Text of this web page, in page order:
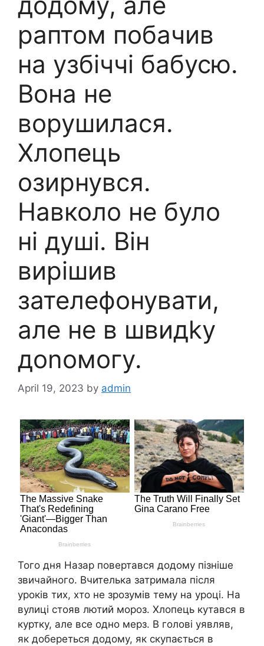
раптом побачив
на узбіччі бабусю.
Вона не
ворушилася.
Хлопець
озирнувся.
Навколо не було
ні душі. Він
вирішив
зателефонувати,
але не в швидkу
доnомогу.
April 19, 2023 by admin
Того дня Назар повертався додому пізніше
звичайного. Вчителька затримала після
уроків тих, хто не зрозумів тему на уроці. На
вулиці стояв лютий мороз. Хлопець кутався в
куртку, але все одно мерз. В голові уявляв,
як добереться додому, як скупається в